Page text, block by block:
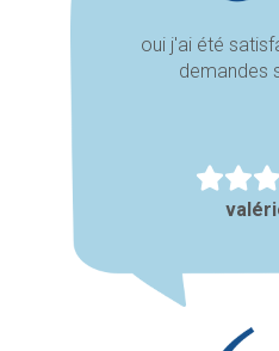
oui j'ai été
demandes